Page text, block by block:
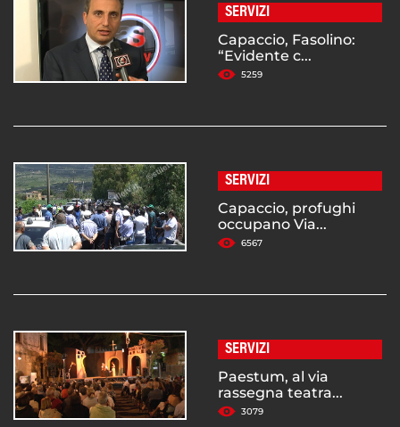
SERVIZI
Capaccio, Fasolino:
“Evidente c...
5259
SERVIZI
Capaccio, profughi
occupano Via...
6567
SERVIZI
Paestum, al via
rassegna teatra...
3079